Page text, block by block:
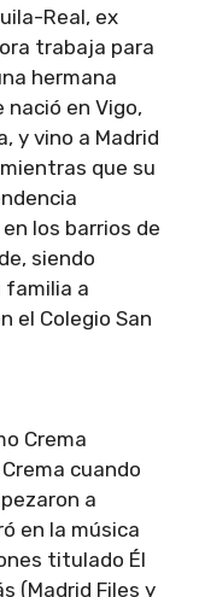
Real, ex
trabaja para
hermana
nació en Vigo,
y vino a Madrid
que su
los barrios de
siendo
familia a
el Colegio San
Crema
cuando
a
en la música
titulado Él
(Madrid Files y